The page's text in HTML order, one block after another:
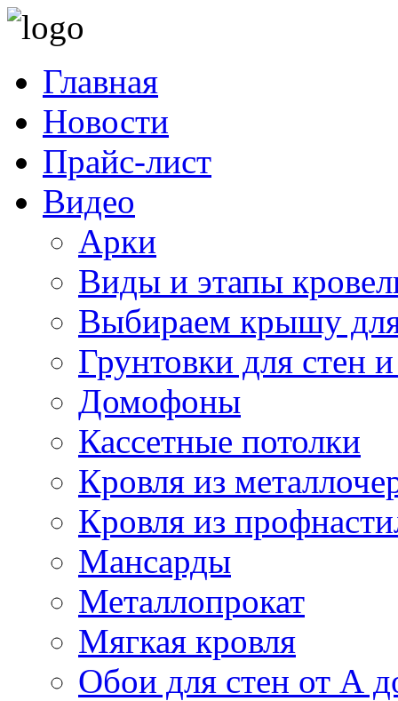
Главная
Новости
Прайс-лист
Видео
Арки
Виды и этапы
Выбираем крышу
Грунтовки для стен
Домофоны
Кассетные потолки
Кровля из
Кровля из
Мансарды
Металлопрокат
Мягкая кровля
Обои для стен от А